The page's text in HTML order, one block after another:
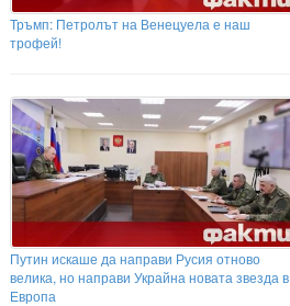
Тръмп: Петролът на Венецуела е наш
трофей!
Путин искаше да направи Русия отново
велика, но направи Украйна новата звезда в
Европа